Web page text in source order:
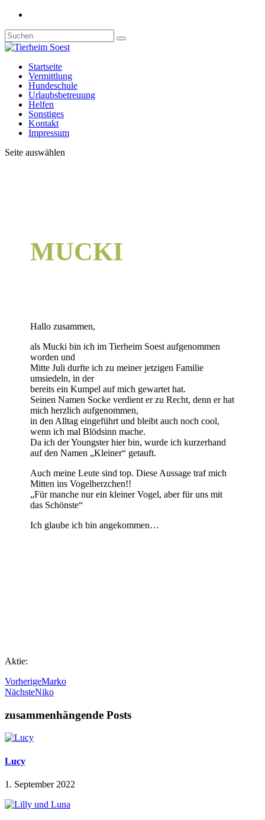
Startseite
Vermittlung
Hundeschule
Urlaubsbetreuung
Helfen
Sonstiges
Kontakt
Impressum
Seite auswählen
MUCKI
Hallo zusammen,
als Mucki bin ich im Tierheim Soest aufgenommen
worden und
Mitte Juli durfte ich zu meiner jetzigen Familie
umsiedeln, in der
bereits ein Kumpel auf mich gewartet hat.
Seinen Namen Socke verdient er zu Recht, denn er hat
mich herzlich aufgenommen,
in den Alltag eingeführt und bleibt auch noch cool,
wenn ich mal Blödsinn mache.
Da ich der Youngster hier bin, wurde ich kurzerhand
auf den Namen „Kleiner“ getauft.
Auch meine Leute sind top. Diese Aussage traf mich
Mitten ins Vogelherzchen!!
„Für manche nur ein kleiner Vogel, aber für uns mit
das Schönste“
Ich glaube ich bin angekommen…
Aktie:
VorherigeMarko
NächsteNiko
zusammenhängende Posts
Lucy
1. September 2022